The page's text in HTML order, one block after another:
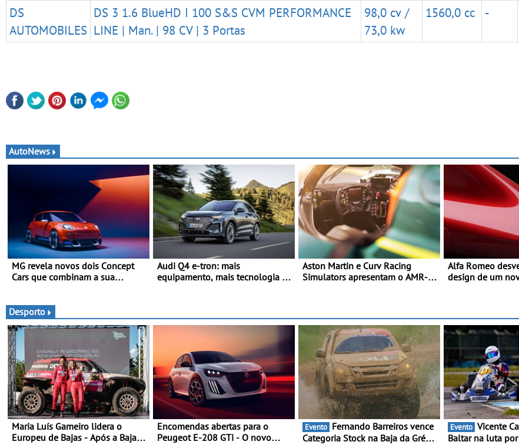
DS
AUTOMOBILES
DS 3 1.6 BlueHD I 100 S&S CVM PERFORMANCE
LINE | Man. | 98 CV | 3 Portas
98,0 cv /
73,0 kw
1560,0 cc -
AutoNews
MG revela novos dois Concept
Cars que combinam a sua
Goodwood Festival of Speed
2026
Audi Q4 e-tron: mais
equipamento, mais tecnologia e
carregamento mais rápido
Aston Martin e Curv Racing
Simulators apresentam o AMR-
em Le Mans
Alfa Romeo
design de um novo SUV para o
Desporto
Maria Luís Gameiro lidera o
Europeu de Bajas - Após a Baja
Encomendas abertas para o
Peugeot E-208 GTi - O novo
Evento
Categoria Stock na Baja da Grécia
Evento
Baltar na luta